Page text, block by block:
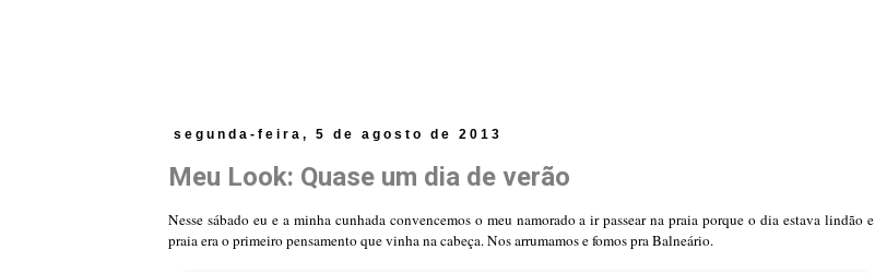
segunda-feira, 5 de agosto de 2013
Meu Look: Quase um dia de verão
Nesse sábado eu e a minha cunhada convencemos o meu namorado a ir passear na praia porque o dia estava lindão e
praia era o primeiro pensamento que vinha na cabeça. Nos arrumamos e fomos pra Balneário.